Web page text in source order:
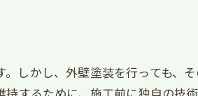
しかし、外壁塗装を行っても、